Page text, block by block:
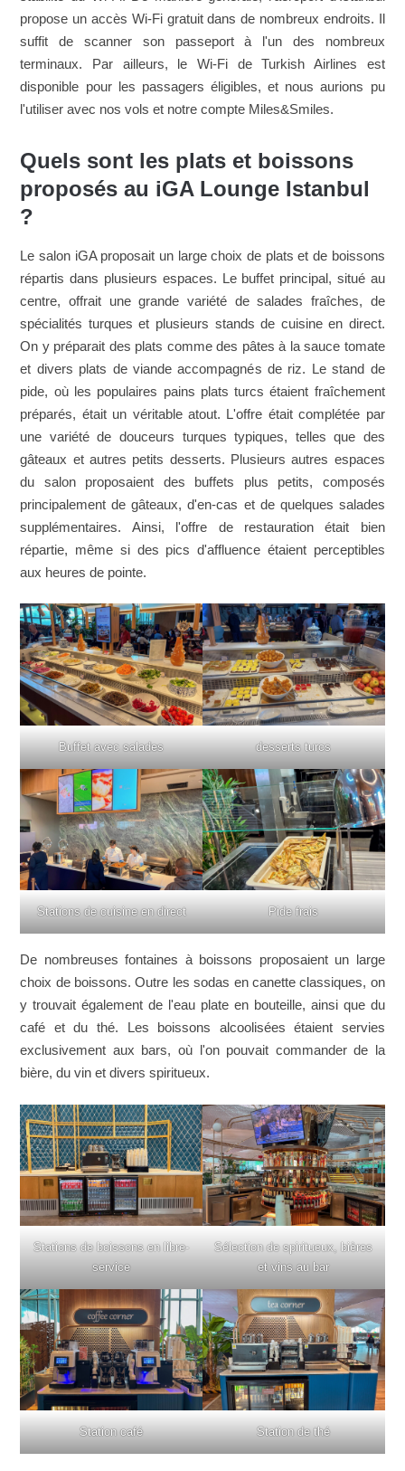
propose un accès Wi-Fi gratuit dans de nombreux endroits. Il
suffit de scanner son passeport à l'un des nombreux
terminaux. Par ailleurs, le Wi-Fi de Turkish Airlines est
disponible pour les passagers éligibles, et nous aurions pu
l'utiliser avec nos vols et notre compte Miles&Smiles.
Quels sont les plats et boissons
proposés au iGA Lounge Istanbul
?
Le salon iGA proposait un large choix de plats et de boissons
répartis dans plusieurs espaces. Le buffet principal, situé au
centre, offrait une grande variété de salades fraîches, de
spécialités turques et plusieurs stands de cuisine en direct.
On y préparait des plats comme des pâtes à la sauce tomate
et divers plats de viande accompagnés de riz. Le stand de
pide, où les populaires pains plats turcs étaient fraîchement
préparés, était un véritable atout. L'offre était complétée par
une variété de douceurs turques typiques, telles que des
gâteaux et autres petits desserts. Plusieurs autres espaces
du salon proposaient des buffets plus petits, composés
principalement de gâteaux, d'en-cas et de quelques salades
supplémentaires. Ainsi, l'offre de restauration était bien
répartie, même si des pics d'affluence étaient perceptibles
aux heures de pointe.
Buffet avec salades desserts turcs
Stations de cuisine en direct Pide frais
De nombreuses fontaines à boissons proposaient un large
choix de boissons. Outre les sodas en canette classiques, on
y trouvait également de l'eau plate en bouteille, ainsi que du
café et du thé. Les boissons alcoolisées étaient servies
exclusivement aux bars, où l'on pouvait commander de la
bière, du vin et divers spiritueux.
Stations de boissons en libre-
service
Sélection de spiritueux, bières
et vins au bar
Station café Station de thé